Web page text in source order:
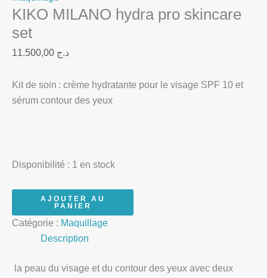
KIKO MILANO hydra pro skincare
set
د.ج
Kit de soin : crème hydratante pour le visage SPF 10 et
sérum contour des yeux
Disponibilité : 1 en stock
AJOUTER AU
PANIER
Catégorie : Maquillage
Description
la peau du visage et du contour des yeux avec deux